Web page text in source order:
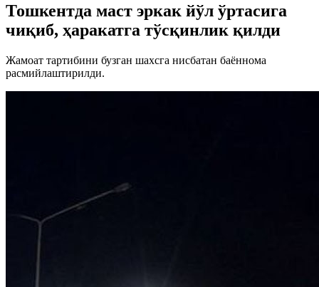
Тошкентда маст эркак йўл ўртасига
чиқиб, ҳаракатга тўсқинлик қилди
Жамоат тартибини бузган шахсга нисбатан баённома
расмийлаштирилди.